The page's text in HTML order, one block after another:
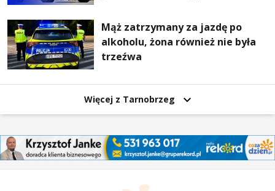
Mąż zatrzymany za jazdę po
alkoholu, żona również nie była
trzeźwa
Więcej z Tarnobrzeg